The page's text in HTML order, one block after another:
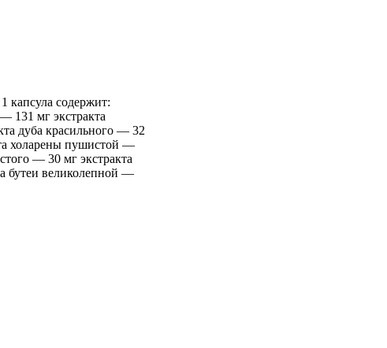
содержит:
131 мг экстракта
дуба красильного — 32
холарены пушистой —
— 30 мг экстракта
бутеи великолепной —